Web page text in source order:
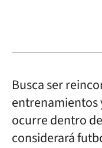
Busca ser
entrenamientos
ocurre dentro
considerará